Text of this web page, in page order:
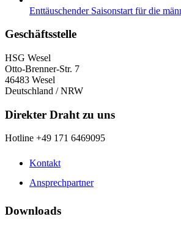
Enttäuschender Saisonstart für die
Geschäftsstelle
HSG Wesel
Otto-Brenner-Str. 7
46483 Wesel
Deutschland / NRW
Direkter Draht zu uns
Hotline +49 171 6469095
Kontakt
Ansprechpartner
Downloads